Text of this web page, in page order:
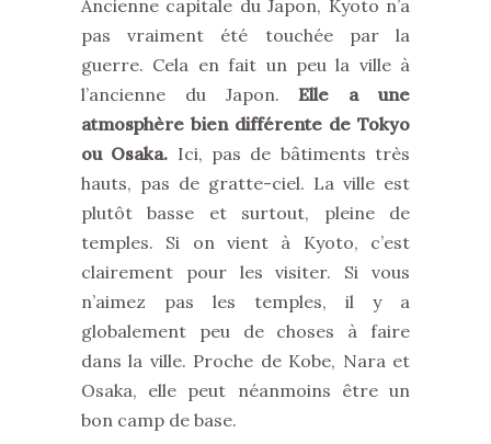
Ancienne capitale du Japon, Kyoto n’a
pas vraiment été touchée par la
guerre. Cela en fait un peu la ville à
l’ancienne du Japon. Elle a une
atmosphère bien différente de Tokyo
ou Osaka. Ici, pas de bâtiments très
hauts, pas de gratte-ciel. La ville est
plutôt basse et surtout, pleine de
temples. Si on vient à Kyoto, c’est
clairement pour les visiter. Si vous
n’aimez pas les temples, il y a
globalement peu de choses à faire
dans la ville. Proche de Kobe, Nara et
Osaka, elle peut néanmoins être un
bon camp de base.